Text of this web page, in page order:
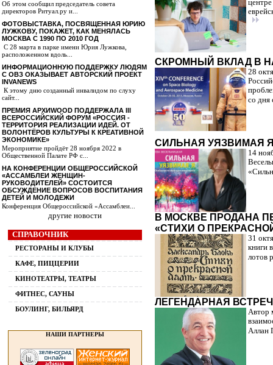
Об этом сообщил председатель совета
директоров Ритуал.ру и...
ФОТОВЫСТАВКА, ПОСВЯЩЕННАЯ ЮРИЮ
ЛУЖКОВУ, ПОКАЖЕТ, КАК МЕНЯЛАСЬ
МОСКВА С 1990 ПО 2010 ГОД
С 28 марта в парке имени Юрия Лужкова,
расположенном вдоль...
ИНФОРМАЦИОННУЮ ПОДДЕРЖКУ ЛЮДЯМ
С ОВЗ ОКАЗЫВАЕТ АВТОРСКИЙ ПРОЕКТ
INVANEWS
К этому дню созданный инвалидом по слуху
сайт...
ПРЕМИЯ АРХИWOOD ПОДДЕРЖАЛА III
ВСЕРОССИЙСКИЙ ФОРУМ «РОССИЯ -
ТЕРРИТОРИЯ РЕАЛИЗАЦИИ ИДЕЙ. ОТ
ВОЛОНТЁРОВ КУЛЬТУРЫ К КРЕАТИВНОЙ
ЭКОНОМИКЕ»
Мероприятие пройдёт 28 ноября 2022 в
Общественной Палате РФ с...
НА КОНФЕРЕНЦИИ ОБЩЕРОССИЙСКОЙ
«АССАМБЛЕИ ЖЕНЩИН-
РУКОВОДИТЕЛЕЙ» СОСТОИТСЯ
ОБСУЖДЕНИЕ ВОПРОСОВ ВОСПИТАНИЯ
ДЕТЕЙ И МОЛОДЕЖИ
Конференция Общероссийской «Ассамблеи...
другие новости
СПРАВОЧНИК
РЕСТОРАНЫ И КЛУБЫ
КАФЕ, ПИЦЦЕРИИ
КИНОТЕАТРЫ, ТЕАТРЫ
ФИТНЕС, САУНЫ
БОУЛИНГ, БИЛЬЯРД
НАШИ ПАРТНЕРЫ
СКРОМНЫЙ ВКЛАД В
28
со дня
СИЛЬНАЯ УЯЗВИМАЯ
14
В МОСКВЕ ПРОДАНА
«СТИХИ О
31
книги
лотов
ЛЕГЕНДАРНАЯ
Автор
Аллан